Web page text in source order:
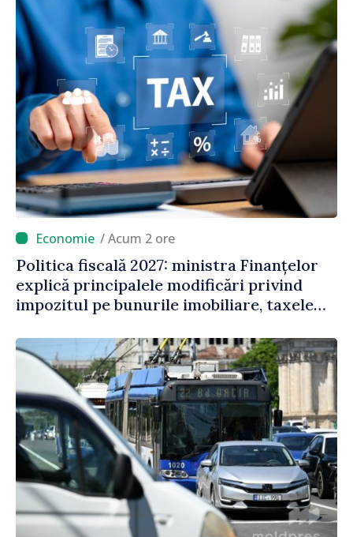
/ Acum 2 ore
Politica fiscală 2027: ministra Finanțelor
explică principalele modificări privind
impozitul pe bunurile imobiliare, taxele